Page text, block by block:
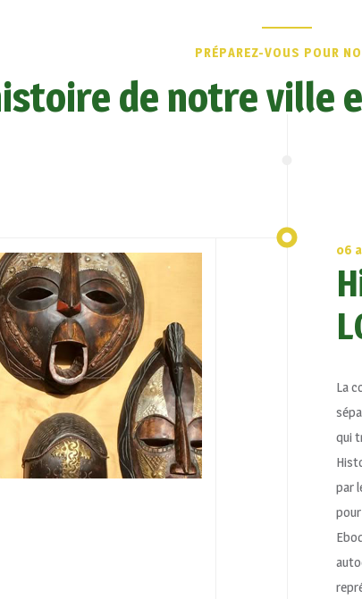
PRÉPAREZ-VOUS POUR
de notre ville
06
La
qui
par